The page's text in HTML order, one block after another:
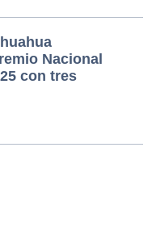
Nacional
con tres